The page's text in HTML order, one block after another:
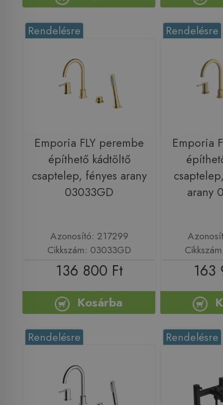
Rendelésre
Emporia FLY perembe
építhető kádtöltő
csaptelep, fényes arany
03033GD
Azonosító: 217299
Cikkszám: 03033GD
136 800 Ft
Kosárba
Rendelésre
Emporia
arany
163
Rendelésre Rendelésre